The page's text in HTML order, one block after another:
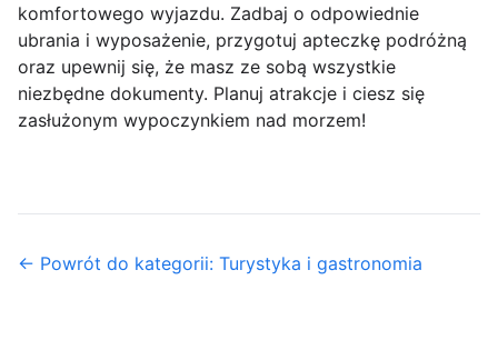
komfortowego wyjazdu. Zadbaj o odpowiednie
ubrania i wyposażenie, przygotuj apteczkę podróżną
oraz upewnij się, że masz ze sobą wszystkie
niezbędne dokumenty. Planuj atrakcje i ciesz się
zasłużonym wypoczynkiem nad morzem!
← Powrót do kategorii: Turystyka i gastronomia